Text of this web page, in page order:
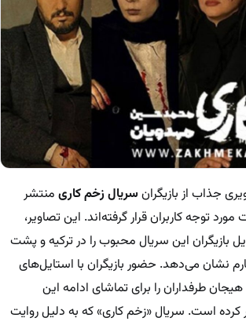
جذاب از بازیگران سریال زخم کاری منتشر
توجه کاربران قرار گرفته‌اند. این تصاویر،
بازیگران این سریال محبوب را در ترکیه و پشت
نشان می‌دهد. حضور بازیگران با استایل‌های
طرفداران را برای تماشای ادامه این
است. سریال «زخم کاری» که به دلیل روایت